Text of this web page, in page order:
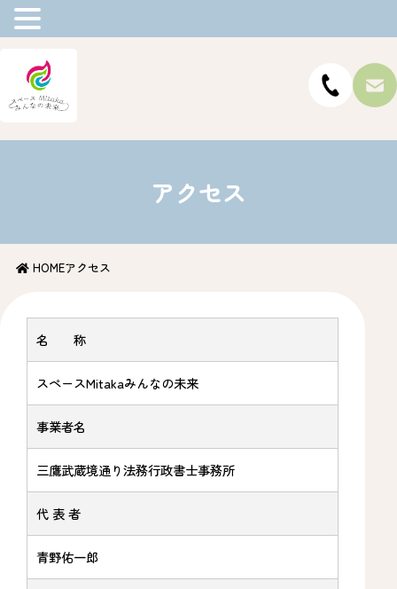
アクセス
HOMEアクセス
名 称
スペースMitakaみんなの未来
事業者名
三鷹武蔵境通り法務行政書士事務所
代 表 者
青野佑一郎